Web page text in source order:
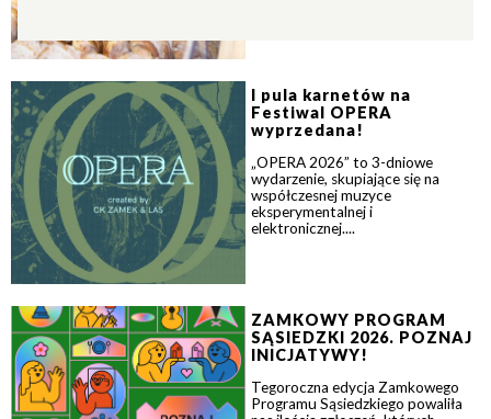
I pula karnetów na
Festiwal OPERA
wyprzedana!
„OPERA 2026” to 3-dniowe
wydarzenie, skupiające się na
współczesnej muzyce
eksperymentalnej i
elektronicznej....
ZAMKOWY PROGRAM
SĄSIEDZKI 2026. POZNAJ
INICJATYWY!
Tegoroczna edycja Zamkowego
Programu Sąsiedzkiego powaliła